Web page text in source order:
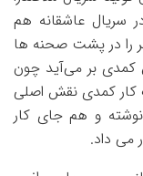
سریال عاشقانه هم
را در پشت صحنه ها
کمدی بر می‌آید چون
کمدی نقش اصلی
و هم جای کار
می داد.